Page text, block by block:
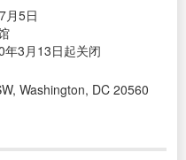
月5日
年3月13日起关闭
Washington, DC 20560